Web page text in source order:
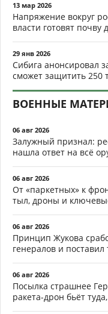
13 мар 2026
Напряжение вокруг
власти готовят почву
29 янв 2026
Сибига анонсировал
сможет защитить 250
ВОЕННЫЕ
06 авг 2026
Залужный признал:
нашла ответ на всё
06 авг 2026
От «паркетных» к
тыл, дроны и
06 авг 2026
Принцип Жукова
генералов и поставил
06 авг 2026
Посылка страшнее
ракета-дрон бьёт